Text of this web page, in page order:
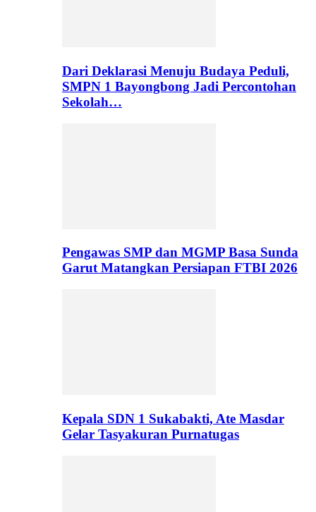
Dari Deklarasi Menuju Budaya Peduli,
SMPN 1 Bayongbong Jadi Percontohan
Sekolah…
Pengawas SMP dan MGMP Basa Sunda
Garut Matangkan Persiapan FTBI 2026
Kepala SDN 1 Sukabakti, Ate Masdar
Gelar Tasyakuran Purnatugas